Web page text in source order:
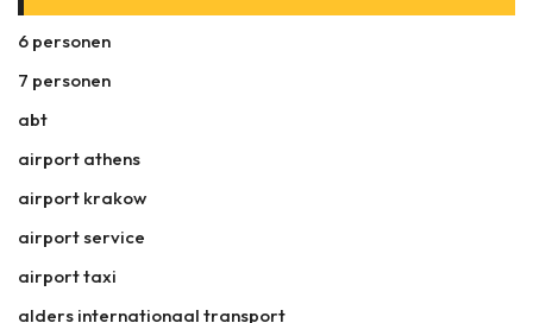
6 personen
7 personen
abt
airport athens
airport krakow
airport service
airport taxi
alders internationaal transport